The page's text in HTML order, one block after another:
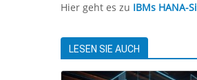
Hier geht es zu IBMs HANA-
LESEN SIE AUCH